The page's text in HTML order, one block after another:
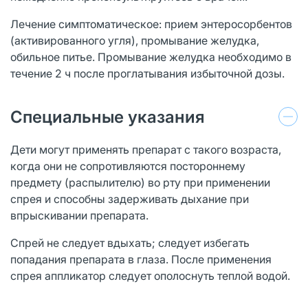
Лечение симптоматическое: прием энтеросорбентов
(активированного угля), промывание желудка,
обильное питье. Промывание желудка необходимо в
течение 2 ч после проглатывания избыточной дозы.
Специальные указания
Дети могут применять препарат с такого возраста,
когда они не сопротивляются постороннему
предмету (распылителю) во рту при применении
спрея и способны задерживать дыхание при
впрыскивании препарата.
Спрей не следует вдыхать; следует избегать
попадания препарата в глаза. После применения
спрея аппликатор следует ополоснуть теплой водой.